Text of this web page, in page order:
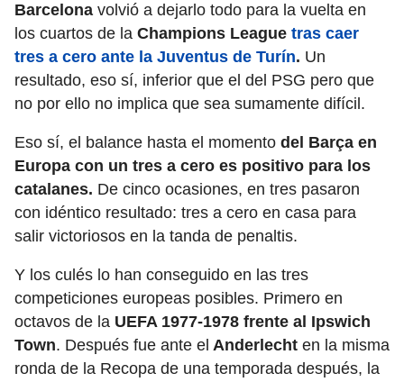
Barcelona volvió a dejarlo todo para la vuelta en
los cuartos de la Champions League tras caer
tres a cero ante la Juventus de Turín. Un
resultado, eso sí, inferior que el del PSG pero que
no por ello no implica que sea sumamente difícil.
Eso sí, el balance hasta el momento del Barça en
Europa con un tres a cero es positivo para los
catalanes. De cinco ocasiones, en tres pasaron
con idéntico resultado: tres a cero en casa para
salir victoriosos en la tanda de penaltis.
Y los culés lo han conseguido en las tres
competiciones europeas posibles. Primero en
octavos de la UEFA 1977-1978 frente al Ipswich
Town. Después fue ante el Anderlecht en la misma
ronda de la Recopa de una temporada después, la